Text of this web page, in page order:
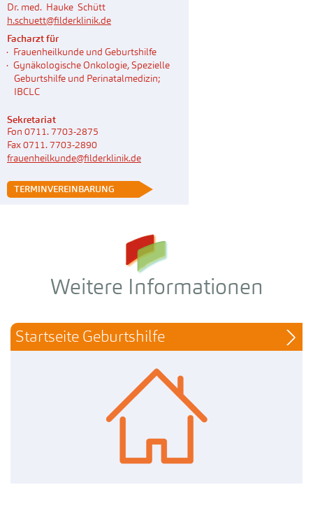
Dr. med. Hauke Schütt
h.schuett@filderklinik.de
Facharzt für
Frauenheilkunde und Geburtshilfe
Gynäkologische Onkologie, Spezielle
Geburtshilfe und Perinatalmedizin;
IBCLC
Sekretariat
Fon 0711. 7703-2875
Fax 0711. 7703-2890
frauenheilkunde@filderklinik.de
TERMINVEREINBARUNG
Weitere Informationen
Startseite Geburtshilfe